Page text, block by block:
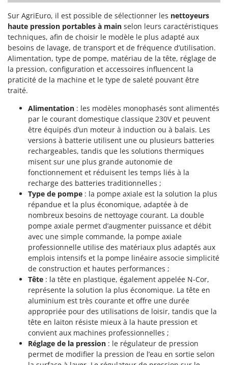
Sur AgriEuro, il est possible de sélectionner les nettoyeurs
haute pression portables à main selon leurs caractéristiques
techniques, afin de choisir le modèle le plus adapté aux
besoins de lavage, de transport et de fréquence d’utilisation.
Alimentation, type de pompe, matériau de la tête, réglage de
la pression, configuration et accessoires influencent la
praticité de la machine et le type de saleté pouvant être
traité.
Alimentation : les modèles monophasés sont alimentés
par le courant domestique classique 230V et peuvent
être équipés d’un moteur à induction ou à balais. Les
versions à batterie utilisent une ou plusieurs batteries
rechargeables, tandis que les solutions thermiques
misent sur une plus grande autonomie de
fonctionnement et réduisent les temps liés à la
recharge des batteries traditionnelles ;
Type de pompe : la pompe axiale est la solution la plus
répandue et la plus économique, adaptée à de
nombreux besoins de nettoyage courant. La double
pompe axiale permet d’augmenter puissance et débit
avec une simple commande, la pompe axiale
professionnelle utilise des matériaux plus adaptés aux
emplois intensifs et la pompe linéaire associe simplicité
de construction et hautes performances ;
Tête : la tête en plastique, également appelée N-Cor,
représente la solution la plus économique. La tête en
aluminium est très courante et offre une durée
appropriée pour des utilisations de loisir, tandis que la
tête en laiton résiste mieux à la haute pression et
convient aux machines professionnelles ;
Réglage de la pression : le régulateur de pression
permet de modifier la pression de l’eau en sortie selon